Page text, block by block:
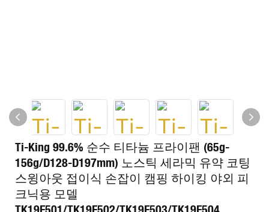
Ti-King 99.6% 순수 티타늄 프라이팬 (65g-
156g/D128-D197mm) 노스틱 세라믹 유약 코팅
스윙아웃 접이식 손잡이 캠핑 하이킹 야외 피
크닉용 모델